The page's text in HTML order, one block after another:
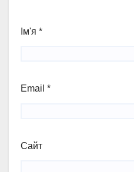
Ім'я *
Email *
Сайт